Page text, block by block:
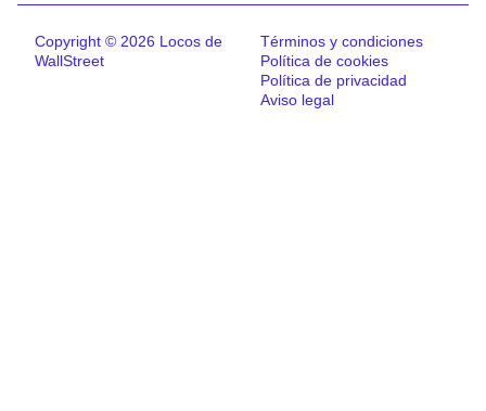
Copyright © 2026 Locos de
WallStreet
Términos y condiciones
Política de cookies
Política de privacidad
Aviso legal